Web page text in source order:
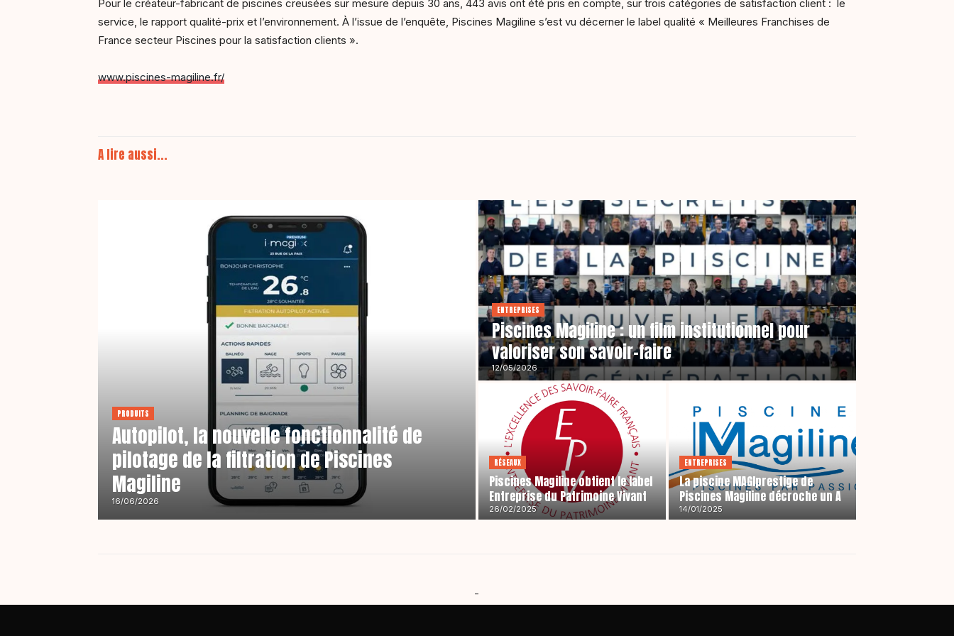
Pour le créateur-fabricant de piscines creusées sur mesure depuis 30 ans, 443 avis ont été pris en compte, sur trois catégories de satisfaction client : le
service, le rapport qualité-prix et l’environnement. À l’issue de l’enquête, Piscines Magiline s’est vu décerner le label qualité « Meilleures Franchises de
France secteur Piscines pour la satisfaction clients ».
www.piscines-magiline.fr/
A lire aussi...
PRODUITS
Autopilot, la nouvelle fonctionnalité de
pilotage de la filtration de Piscines
Magiline
16/06/2026
ENTREPRISES
Piscines Magiline : un film institutionnel pour
valoriser son savoir-faire
12/05/2026
RÉSEAUX
Piscines Magiline obtient le label
Entreprise du Patrimoine Vivant
26/02/2025
ENTREPRISES
La piscine MAGIprestige de
Piscines Magiline décroche un A
14/01/2025
-